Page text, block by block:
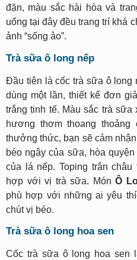
đặn, màu sắc hài hòa và
uống tại đây đều trang trí khá
ảnh “sống ảo”.
Trà sữa ô long nếp
Đầu tiên là cốc trà sữa ô
dùng một lần, thiết kế đơn
trắng tinh tế. Màu sắc trà
hương thơm thoang
thưởng thức, bạn sẽ cảm
béo ngậy của sữa, hòa
của lá nếp. Toping trân
hợp với vị trà sữa. Món Ô
phù hợp với những ai yêu
chút vị béo.
Trà sữa ô long hoa sen
Cốc trà sữa ô long hoa sen